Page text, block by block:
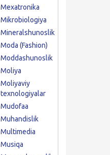
Mexatronika
Mikrobiologiya
Mineralshunoslik
Moda (Fashion)
Moddashunoslik
Moliya
Moliyaviy
texnologiyalar
Mudofaa
Muhandislik
Multimedia
Musiqa